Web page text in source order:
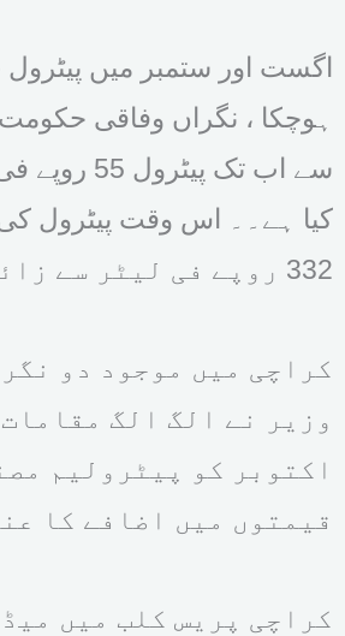
اگست اور ستمبر میں پیٹرول
سے اب تک
کیا ہے۔۔ اس وقت پیٹرول
332 روپے فی لیٹر سے زائد ہے۔
کراچی میں موجود دو
وزیر نے الگ الگ
اکتوبر کو پیٹرولیم
قیمتوں میں اضافے کا
کراچی پریس کلب میں